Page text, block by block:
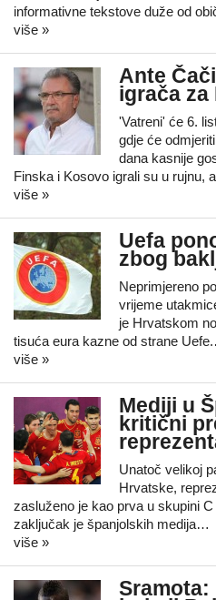
informativne tekstove duže od
više »
Ante
igrača
'Vatreni' će 6.
gdje će
dana kasnije
Finska i Kosovo igrali su u rujnu,
više »
Uefa
zbog
Neprimjereno
vrijeme
je Hrvatskom
tisuća eura kazne od strane
više »
Mediji u
kritični
Unatoč velikoj
Hrvatske,
zasluženo je kao prva u skupini
zaključak je španjolskih medija…
više »